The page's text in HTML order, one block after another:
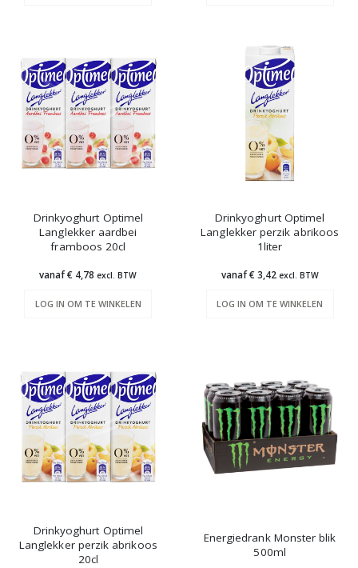
Drinkyoghurt Optimel
Langlekker aardbei
framboos 20cl
vanaf € 4,78excl. BTW
LOG IN OM TE WINKELEN
Drinkyoghurt Optimel
Langlekker perzik abrikoos
1liter
vanaf € 3,42 excl. BTW
LOG IN OM TE WINKELEN
Drinkyoghurt Optimel
Langlekker perzik abrikoos
20cl
Energiedrank Monster blik
500ml